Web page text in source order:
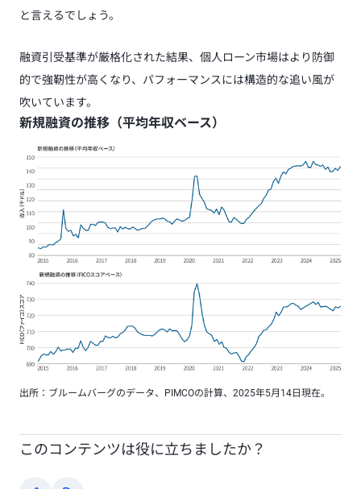
と言えるでしょう。
融資引受基準が厳格化された結果、個人ローン市場はより防御
的で強靭性が高くなり、パフォーマンスには構造的な追い風が
吹いています。
新規融資の推移（平均年収ベース）
出所：ブルームバーグのデータ、PIMCOの計算、2025年5月14日現在。
このコンテンツは役に立ちましたか？